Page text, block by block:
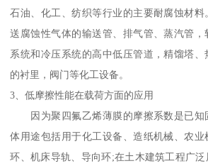
石油、化工、纺织等行业的主要耐腐蚀材
送腐蚀性气体的输送管、排气管、蒸汽管
系统和冷压系统的高中低压管道，精馏塔
的衬里，阀门等化工设备。
3、低摩擦性能在载荷方面的应用
因为聚四氟乙烯薄膜的摩擦系数是已知
体用途包括用于化工设备、造纸机械、农
环、机床导轨、导向环;在土木建筑工程广